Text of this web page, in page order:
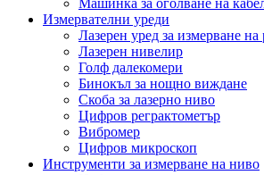
Измервателни уреди
Лазерен уред за измерване на
Лазерен нивелир
Голф далекомери
Бинокъл за нощно виждане
Скоба за лазерно ниво
Цифров реграктометър
Вибромер
Цифров микроскоп
Инструменти за измерване на ниво